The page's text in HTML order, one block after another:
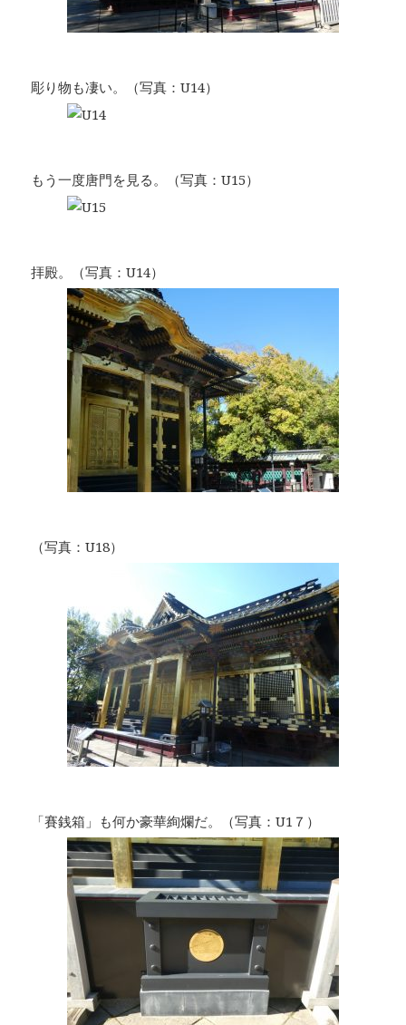
彫り物も凄い。（写真：U14）
もう一度唐門を見る。（写真：U15）
拝殿。（写真：U14）
（写真：U18）
「賽銭箱」も何か豪華絢爛だ。（写真：U1７）